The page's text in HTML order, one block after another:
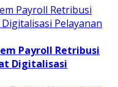
Payroll Retribusi
Digitalisasi